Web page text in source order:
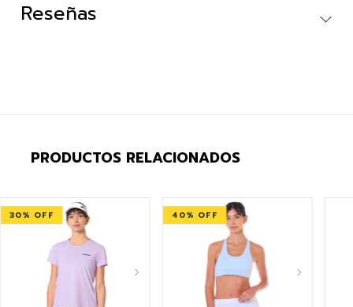
Reseñas
PRODUCTOS RELACIONADOS
30% OFF 40% OFF